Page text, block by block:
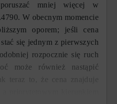
mniej więcej w
W obecnym momencie
oporem; jeśli cena
się jednym z pierwszych
rozpocznie się ruch
może również nastąpić
teraz to, że cena znajduje